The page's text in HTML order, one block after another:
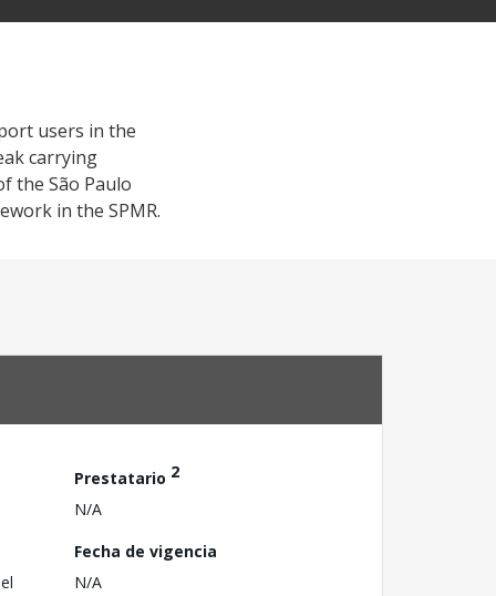
users in the
carrying
the São Paulo
in the SPMR.
Prestatario 2
N/A
Fecha de vigencia
N/A